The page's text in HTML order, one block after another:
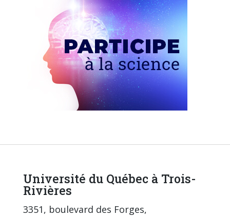
Université du Québec à Trois-
Rivières
3351, boulevard des Forges,